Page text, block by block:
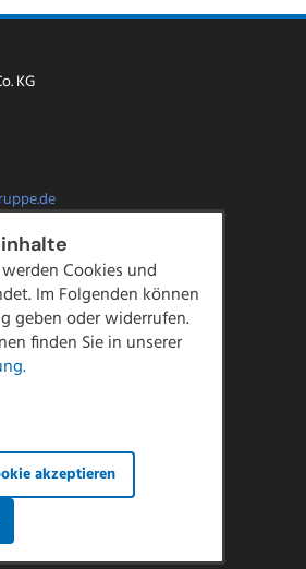
KG
Cookies und
Im Folgenden können
geben oder widerrufen.
finden Sie in unserer
akzeptieren